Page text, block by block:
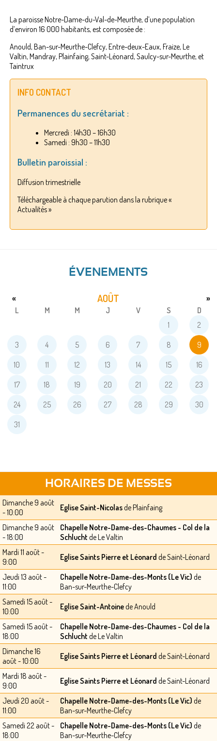
La paroisse Notre-Dame-du-Val-de-Meurthe, d’une population
d’environ 16 000 habitants, est composée de :
Anould, Ban-sur-Meurthe-Clefcy, Entre-deux-Eaux, Fraize, Le
Valtin, Mandray, Plainfaing, Saint-Léonard, Saulcy-sur-Meurthe, et
Taintrux
INFO CONTACT
Permanences du secrétariat :
Mercredi : 14h30 – 16h30
Samedi : 9h30 – 11h30
Bulletin paroissial :
Diffusion trimestrielle
Téléchargeable à chaque parution dans la rubrique «
Actualités »
ÉVENEMENTS
AOÛT
« »
L M M J V S
D
1
2
3 4 5 6 7 8 9
10 11 12 13 14 15 16
17 18 19 20 21 22 23
24 25 26 27 28 29 30
31
HORAIRES DE MESSES
Dimanche 9 août
- 10:00
Eglise Saint-Nicolasde Plainfaing
Dimanche 9 août
- 18:00
Chapelle Notre-Dame-des-Chaumes - Col de la
Schlucht de Le Valtin
Mardi 11 août -
9:00
Eglise Saints Pierre et Léonard de Saint-Léonard
Jeudi 13 août -
11:00
Chapelle Notre-Dame-des-Monts (Le Vic) de
Ban-sur-Meurthe-Clefcy
Samedi 15 août -
10:00
Eglise Saint-Antoinede Anould
Samedi 15 août -
18:00
Chapelle Notre-Dame-des-Chaumes - Col de la
Schlucht de Le Valtin
Dimanche 16
août - 10:00
Eglise Saints Pierre et Léonard de Saint-Léonard
Mardi 18 août -
9:00
Eglise Saints Pierre et Léonard de Saint-Léonard
Jeudi 20 août -
11:00
Chapelle Notre-Dame-des-Monts (Le Vic) de
Ban-sur-Meurthe-Clefcy
Samedi 22 août -
18:00
Chapelle Notre-Dame-des-Monts (Le Vic) de
Ban-sur-Meurthe-Clefcy